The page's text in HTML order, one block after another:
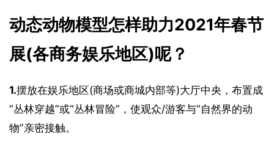
动态动物模型怎样助力2021年春节
展(各商务娱乐地区)呢？
1.摆放在娱乐地区(商场或商城内部等)大厅中央，布置成
“丛林穿越”或“丛林冒险”，使观众/游客与“自然界的动
物”亲密接触。